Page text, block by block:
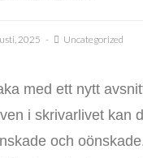
2025 Uncategorized
med ett nytt
i skrivarlivet kan
och